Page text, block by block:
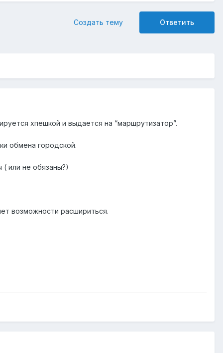
Ответить
Создать тему
хпешкой и выдается на “маршрутизатор”.
обмена городской.
или не обязаны?)
возможности расшириться.